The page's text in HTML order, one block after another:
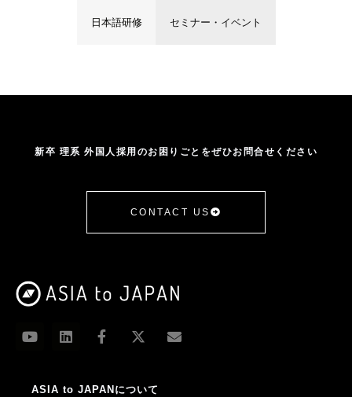
日本語研修 セミナー・イベント
新卒 理系 外国人採用のお困りごとをぜひお問合せください
CONTACT US
ASIA to JAPANについて